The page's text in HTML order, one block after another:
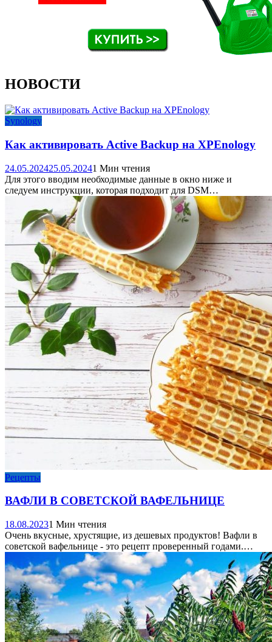
НОВОСТИ
Synology
Как активировать Active Backup на XPEnology
24.05.202425.05.20241 Мин чтения
Для этого вводим необходимые данные в окно ниже и
следуем инструкции, которая подходит для DSM…
Рецепты
ВАФЛИ В СОВЕТСКОЙ ВАФЕЛЬНИЦЕ
18.08.20231 Мин чтения
Очень вкусные, хрустящие, из дешевых продуктов! Вафли в
советской вафельнице - это рецепт проверенный годами.…